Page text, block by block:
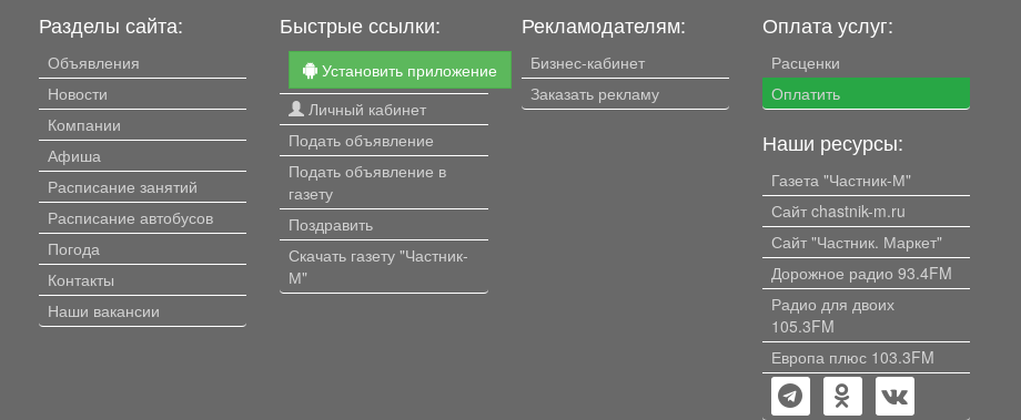
Разделы сайта:
Объявления
Новости
Компании
Афиша
Расписание занятий
Расписание автобусов
Погода
Контакты
Наши вакансии
Быстрые ссылки:
Установить приложение
Личный кабинет
Подать объявление
Подать объявление в
газету
Поздравить
Скачать газету "Частник-
М"
Рекламодателям:
Бизнес-кабинет
Заказать рекламу
Оплата услуг:
Расценки
Оплатить
Наши ресурсы:
Газета "Частник-М"
Сайт chastnik-m.ru
Сайт "Частник. Маркет"
Дорожное радио 93.4FM
Радио для двоих
105.3FM
Европа плюс 103.3FM